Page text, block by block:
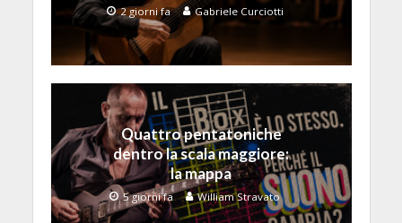
2 giorni fa Gabriele Curciotti
Quattro pentatoniche
dentro la scala maggiore:
la mappa
5 giorni fa William Stravato